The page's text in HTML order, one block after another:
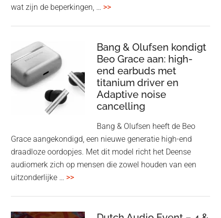
wat zijn de beperkingen, … >>overSpotify
nu
ook
in
‘lossless’
kwaliteit
Bang & Olufsen kondigt
Beo Grace aan: high-
end earbuds met
titanium driver en
Adaptive noise
cancelling
Bang & Olufsen heeft de Beo
Grace aangekondigd, een nieuwe generatie high-end
draadloze oordopjes. Met dit model richt het Deense
audiomerk zich op mensen die zowel houden van een
uitzonderlijke … >>overBang
kondigt